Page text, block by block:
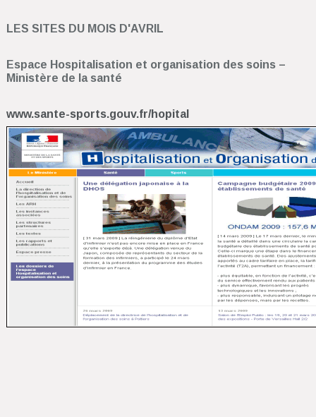
LES SITES DU MOIS D'AVRIL
Espace Hospitalisation et organisation des soins –
Ministère de la santé
www.sante-sports.gouv.fr/hopital